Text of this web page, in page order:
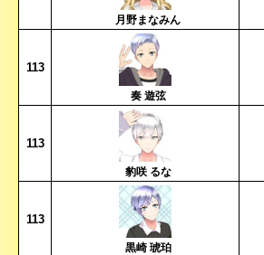
月野まなみん
113
奏 遊弦
113
豹咲 るな
113
黒崎 琥珀